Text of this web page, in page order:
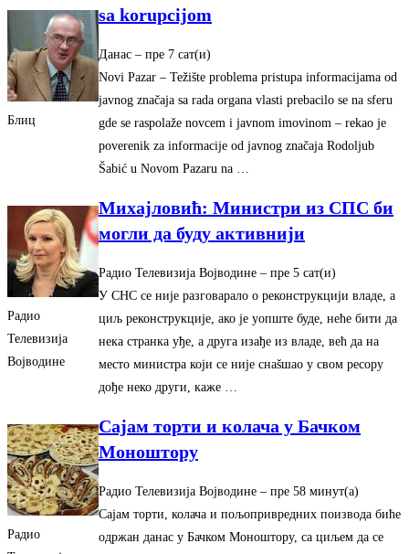
Блиц
sa korupcijom
Данас – ‎пре 7 сат(и)‎
Novi Pazar – Težište problema pristupa informacijama od
javnog značaja sa rada organa vlasti prebacilo se na sferu
gde se raspolaže novcem i javnom imovinom – rekao je
poverenik za informacije od javnog značaja Rodoljub
Šabić u Novom Pazaru na …
Радио
Телевизија
Војводине
Михајловић: Министри из СПС би
могли да буду активнији
Радио Телевизија Војводине – ‎пре 5 сат(и)‎
У СНС се није разговарало о реконструкцији владе, а
циљ реконструкције, ако је уопште буде, неће бити да
нека странка уђе, а друга изађе из владе, већ да на
место министра који се није снаšшао у свом ресору
дође неко други, каже …
Радио
Сајам торти и колача у Бачком
Моноштору
Радио Телевизија Војводине – ‎пре 58 минут(а)‎
Сајам торти, колача и пољопривредних поизвода биће
одржан данас у Бачком Моноштору, са циљем да се